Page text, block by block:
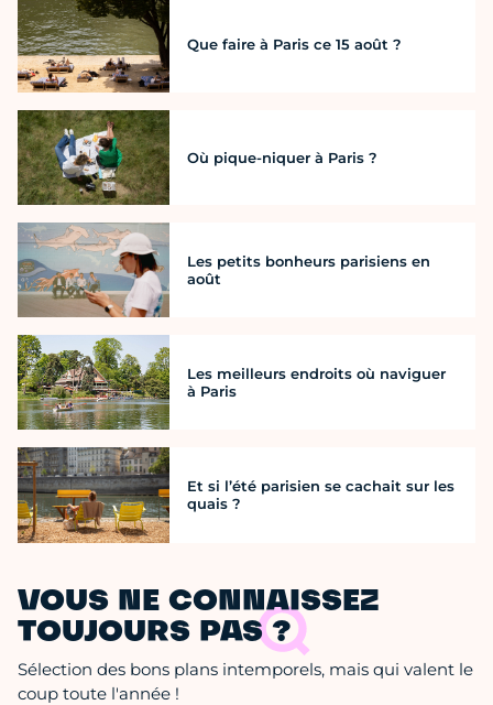
Que faire à Paris ce 15 août ?
Où pique-niquer à Paris ?
Les petits bonheurs parisiens en
août
Les meilleurs endroits où naviguer
à Paris
Et si l’été parisien se cachait sur les
quais ?
VOUS NE CONNAISSEZ
TOUJOURS PAS ?
Sélection des bons plans intemporels, mais qui valent le
coup toute l'année !